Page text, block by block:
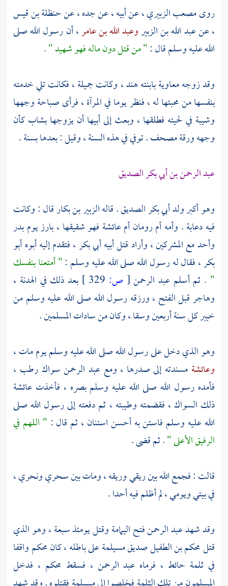
روىمصعب الزبيري، عن أبيه ، عن جده ، عنحنظلة بن قيس
، عنعبد الله بن الزبيروعبد الله بن عامر، أن رسول الله صلى
الله عليه وسلم قال :" من قتل دون ماله فهو شهيد " .
وقد زوجهمعاويةبابنتههند، وكانت جميلة ، فكانت تلي خدمته
بنفسها من محبتها له ، فنظر يوما في المرآة ، فرأى صباحة وجهها
وشيبة في لحيته فطلقها ، وبعث إلى أبيها أن يزوجها بشاب كأن
وجهه ورقة مصحف . توفي في هذه السنة ، وقيل : بعدها بسنة .
عبد الرحمن بن أبي بكر الصديق
وهو أكبر ولدأبي بكر الصديق. قالهالزبير بن بكارقال : وكانت
فيه دعابة . وأمهأم رومانأمعائشة فهو شقيقها ، بارز يومبدر
وأحدمع المشركين ، وأراد قتل أبيهأبي بكر، فتقدم إليه أبوهأبو
بكر، فقال له رسول الله صلى الله عليه وسلم :" أمتعنا بنفسك
" . ثم أسلم عبد الرحمن[ ص:
بعد ذلك في الهدنة ،
وهاجر قبل الفتح ، ورزقه رسول الله صلى الله عليه وسلم من
خيبركل سنة أربعين وسقا ، وكان من سادات المسلمين .
وهو الذي دخل على رسول الله صلى الله عليه وسلم يوم مات ،
وعائشة مسندته إلى صدرها ، ومععبد الرحمنسواك رطب ،
فأمده رسول الله صلى الله عليه وسلم بصره ، فأخذت عائشة
ذلك السواك ، فقضمته وطيبته ، ثم دفعته إلى رسول الله صلى
الله عليه وسلم فاستن به أحسن استنان ، ثم قال : " اللهم في
الرفيق الأعلى " .ثم قضى .
قالت : فجمع الله بين ريقي وريقه ، ومات بين سحري ونحري ،
في بيتي ويومي ، لم أظلم فيه أحدا .
وقد شهدعبد الرحمنفتحاليمامةوقتل يومئذ سبعة ، وهو الذي
قتلمحكم بن الطفيلصديقمسيلمةعلى باطله ، كانمحكمواقفا
في ثلمة حائط ، فرماه عبد الرحمن ، فسقط محكم ، فدخل